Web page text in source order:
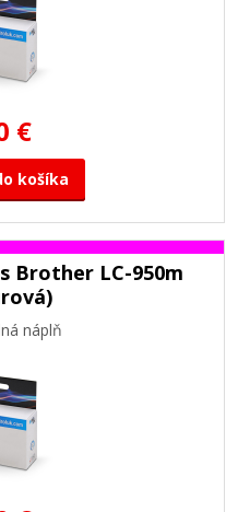
€
košíka
Brother LC-950m
náplň